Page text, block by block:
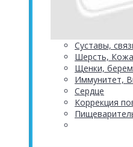
Суставы,
Шерсть, Кожа
Щенки,
Иммунитет,
Сердце
Коррекция